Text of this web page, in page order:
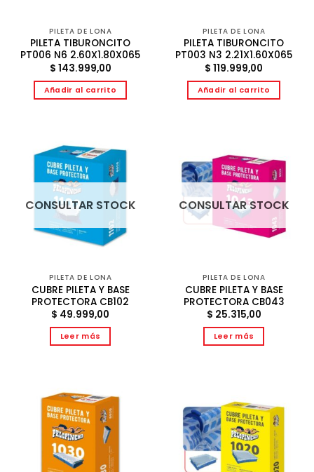
PILETA DE LONA
PILETA TIBURONCITO
PT006 N6 2.60X1.80X065
$ 143.999,00
Añadir al carrito
PILETA DE LONA
PILETA TIBURONCITO
PT003 N3 2.21X1.60X065
$ 119.999,00
Añadir al carrito
CONSULTAR STOCK
PILETA DE LONA
CUBRE PILETA Y BASE
PROTECTORA CB102
$ 49.999,00
Leer más
CONSULTAR STOCK
PILETA DE LONA
CUBRE PILETA Y BASE
PROTECTORA CB043
$ 25.315,00
Leer más